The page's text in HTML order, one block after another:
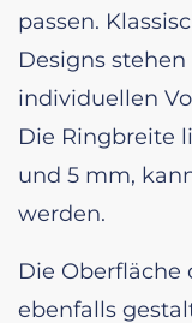
passen.
Designs
individuellen
Die Ringbreite
und 5 mm,
werden.
Die Oberfläche
ebenfalls